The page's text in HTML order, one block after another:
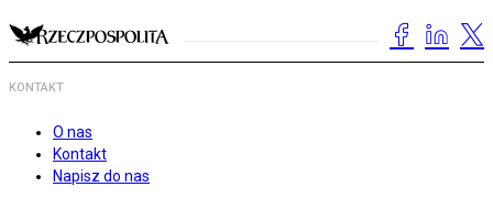
KONTAKT
O nas
Kontakt
Napisz do nas